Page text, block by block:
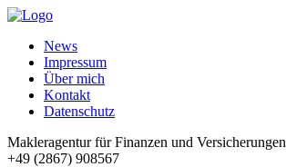
News
Impressum
Über mich
Kontakt
Datenschutz
Makleragentur für Finanzen und Versicherungen
+49 (2867) 908567